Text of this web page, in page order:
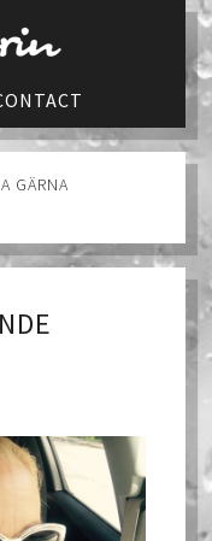
GÄRNA